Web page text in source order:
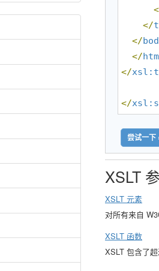
</
</
</
</
</
尝试一下
XSLT
XSLT 元素
对所有来自
XSLT 函数
XSLT 包含了